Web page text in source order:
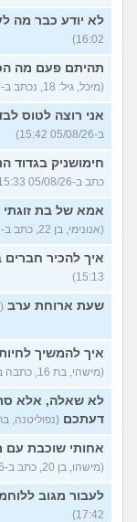
מסדר את ארון
ההורים ומוצף
להתמודד?
איך מפסיקים
עובר?
(אליזבת,
עם מי אנשים
הזמן?
ורוצה לחזור לזה!
שנים ולא יודעת
(עדן, בת 23)
לא יודע כבר מה
16:02)
תהיתם פעם מה
(מיכל, גיל: 18, נכתב ב-05/08/26 15:51)
אני רוצה לטוס
ב-05/08/26 15:42)
חימושניק בגדוד
כתב ב-05/08/26 15:33)
אמא של בת
(אנונימי, בן 22, כתב ב-05/08/26 15:22)
איך להכיר חברים
15:13)
שעת ארוחת ערב
איך להמשיך
(מישהי, בת 16, כתבה ב-04/08/26 13:05)
לא שאלה, אלא
דעתכם (נפוליטנה, בת 23, כתבה ב-03/08/26
אחותי שוכבת עם
(מישהו, בן 20, כתב ב-03/08/26 17:53)
לעבור מגוב
17:42)